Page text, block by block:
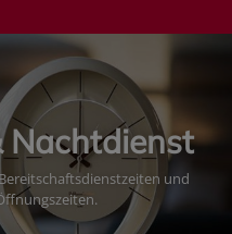
Nachtdienst
und